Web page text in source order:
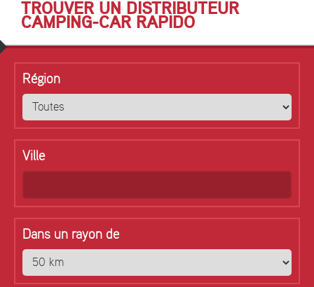
TROUVER UN DISTRIBUTEUR
CAMPING-CAR RAPIDO
Région
Ville
Dans un rayon de